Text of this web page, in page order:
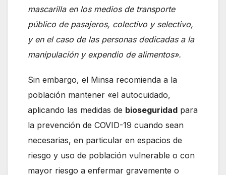
mascarilla en los medios de transporte
público de pasajeros, colectivo y selectivo,
y en el caso de las personas dedicadas a la
manipulación y expendio de alimentos».
Sin embargo, el Minsa recomienda a la
población mantener «el autocuidado,
aplicando las medidas de bioseguridad para
la prevención de COVID-19 cuando sean
necesarias, en particular en espacios de
riesgo y uso de población vulnerable o con
mayor riesgo a enfermar gravemente o